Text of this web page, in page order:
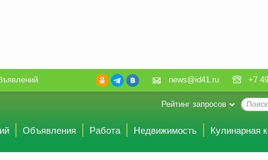
news@id41.ru +7
Рейтинг запросов
Объявления Работа Недвижимость Кулинарная